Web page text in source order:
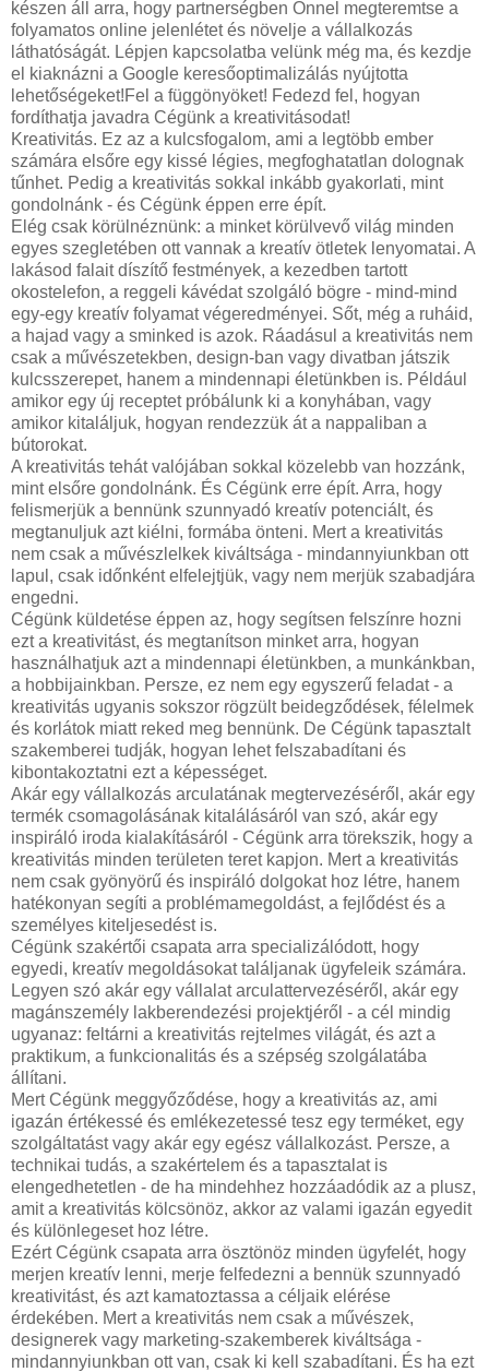
készen áll arra, hogy partnerségben Önnel megteremtse a
folyamatos online jelenlétet és növelje a vállalkozás
láthatóságát. Lépjen kapcsolatba velünk még ma, és kezdje
el kiaknázni a Google keresőoptimalizálás nyújtotta
lehetőségeket!Fel a függönyöket! Fedezd fel, hogyan
fordíthatja javadra Cégünk a kreativitásodat!
Kreativitás. Ez az a kulcsfogalom, ami a legtöbb ember
számára elsőre egy kissé légies, megfoghatatlan dolognak
tűnhet. Pedig a kreativitás sokkal inkább gyakorlati, mint
gondolnánk - és Cégünk éppen erre épít.
Elég csak körülnéznünk: a minket körülvevő világ minden
egyes szegletében ott vannak a kreatív ötletek lenyomatai. A
lakásod falait díszítő festmények, a kezedben tartott
okostelefon, a reggeli kávédat szolgáló bögre - mind-mind
egy-egy kreatív folyamat végeredményei. Sőt, még a ruháid,
a hajad vagy a sminked is azok. Ráadásul a kreativitás nem
csak a művészetekben, design-ban vagy divatban játszik
kulcsszerepet, hanem a mindennapi életünkben is. Például
amikor egy új receptet próbálunk ki a konyhában, vagy
amikor kitaláljuk, hogyan rendezzük át a nappaliban a
bútorokat.
A kreativitás tehát valójában sokkal közelebb van hozzánk,
mint elsőre gondolnánk. És Cégünk erre épít. Arra, hogy
felismerjük a bennünk szunnyadó kreatív potenciált, és
megtanuljuk azt kiélni, formába önteni. Mert a kreativitás
nem csak a művészlelkek kiváltsága - mindannyiunkban ott
lapul, csak időnként elfelejtjük, vagy nem merjük szabadjára
engedni.
Cégünk küldetése éppen az, hogy segítsen felszínre hozni
ezt a kreativitást, és megtanítson minket arra, hogyan
használhatjuk azt a mindennapi életünkben, a munkánkban,
a hobbijainkban. Persze, ez nem egy egyszerű feladat - a
kreativitás ugyanis sokszor rögzült beidegződések, félelmek
és korlátok miatt reked meg bennünk. De Cégünk tapasztalt
szakemberei tudják, hogyan lehet felszabadítani és
kibontakoztatni ezt a képességet.
Akár egy vállalkozás arculatának megtervezéséről, akár egy
termék csomagolásának kitalálásáról van szó, akár egy
inspiráló iroda kialakításáról - Cégünk arra törekszik, hogy a
kreativitás minden területen teret kapjon. Mert a kreativitás
nem csak gyönyörű és inspiráló dolgokat hoz létre, hanem
hatékonyan segíti a problémamegoldást, a fejlődést és a
személyes kiteljesedést is.
Cégünk szakértői csapata arra specializálódott, hogy
egyedi, kreatív megoldásokat találjanak ügyfeleik számára.
Legyen szó akár egy vállalat arculattervezéséről, akár egy
magánszemély lakberendezési projektjéről - a cél mindig
ugyanaz: feltárni a kreativitás rejtelmes világát, és azt a
praktikum, a funkcionalitás és a szépség szolgálatába
állítani.
Mert Cégünk meggyőződése, hogy a kreativitás az, ami
igazán értékessé és emlékezetessé tesz egy terméket, egy
szolgáltatást vagy akár egy egész vállalkozást. Persze, a
technikai tudás, a szakértelem és a tapasztalat is
elengedhetetlen - de ha mindehhez hozzáadódik az a plusz,
amit a kreativitás kölcsönöz, akkor az valami igazán egyedit
és különlegeset hoz létre.
Ezért Cégünk csapata arra ösztönöz minden ügyfelét, hogy
merjen kreatív lenni, merje felfedezni a bennük szunnyadó
kreativitást, és azt kamatoztassa a céljaik elérése
érdekében. Mert a kreativitás nem csak a művészek,
designerek vagy marketing-szakemberek kiváltsága -
mindannyiunkban ott van, csak ki kell szabadítani. És ha ezt